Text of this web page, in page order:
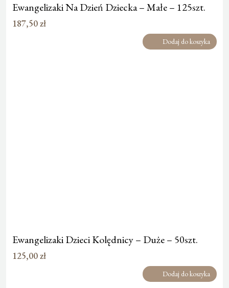
Ewangelizaki Na Dzień Dziecka – Małe – 125szt.
187,50zł
Dodaj do koszyka
Ewangelizaki Dzieci Kolędnicy – Duże – 50szt.
125,00zł
Dodaj do koszyka